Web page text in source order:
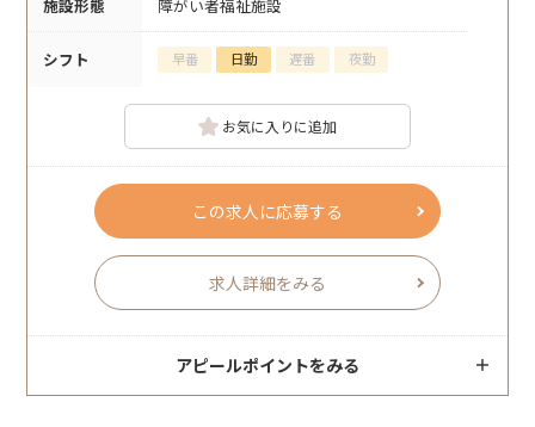
施設形態 障がい者福祉施設
シフト 早番 日勤 遅番 夜勤
お気に入りに追加
この求人に応募する
求人詳細をみる
アピールポイントをみる